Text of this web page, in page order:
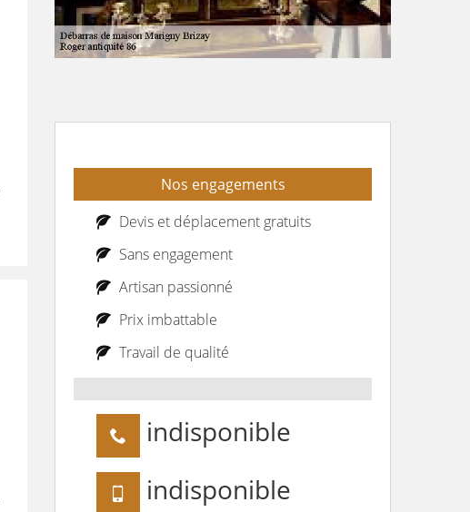
Nos engagements
Devis et déplacement gratuits
Sans engagement
Artisan passionné
Prix imbattable
Travail de qualité
indisponible
indisponible